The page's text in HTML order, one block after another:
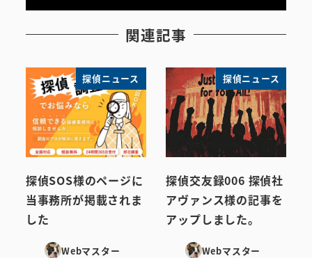
関連記事
探偵ニュース
探偵SOS様のページに
当事務所が掲載されま
した
Webマスター
探偵ニュース
探偵交友録006 探偵社
アヴァンス様の記事を
アップしました。
Webマスター